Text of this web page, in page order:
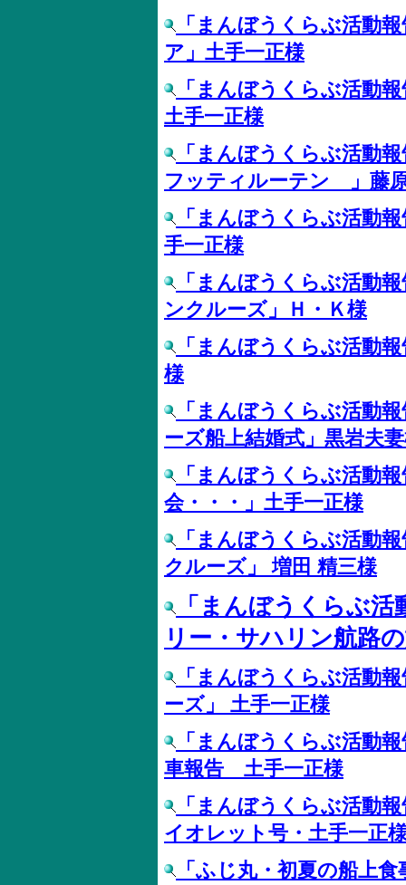
「まんぼうくらぶ活動
ア」土手一正様
「まんぼうくらぶ活動
土手一正様
「まんぼうくらぶ活
フッティルーテン 」藤
「まんぼうくらぶ活動
手一正様
「まんぼうくらぶ活動
ンクルーズ」Ｈ・Ｋ様
「まんぼうくらぶ活動
様
「まんぼうくらぶ活動
ーズ船上結婚式」黒岩夫
「まんぼうくらぶ活動
会・・・」土手一正様
「まんぼうくらぶ活動
クルーズ」 増田 精三様
「まんぼうくらぶ
リー・サハリン航路
「まんぼうくらぶ活動
ーズ」 土手一正様
「まんぼうくらぶ活
車報告 土手一正様
「まんぼうくらぶ活
イオレット号・土手一正
「ふじ丸・初夏の船上